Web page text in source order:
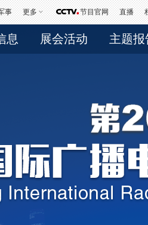
事 更多 节目官网 直播
息 展会活动 主题报